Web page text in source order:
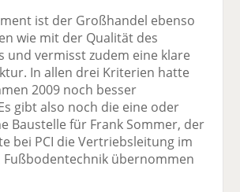
ist der Großhandel ebenso
wie mit der Qualität des
und vermisst zudem eine klare
In allen drei Kriterien hatte
2009 noch besser
gibt also noch die eine oder
Baustelle für Frank Sommer, der
bei PCI die Vertriebsleitung im
Fußbodentechnik übernommen